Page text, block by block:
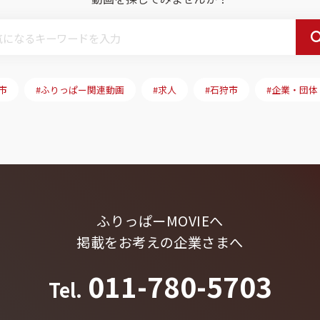
#ふりっぱー関連動画 #求人 #石狩市 #企業・団
ふりっぱーMOVIEへ
掲載をお考えの企業さまへ
Tel. 011-780-5703